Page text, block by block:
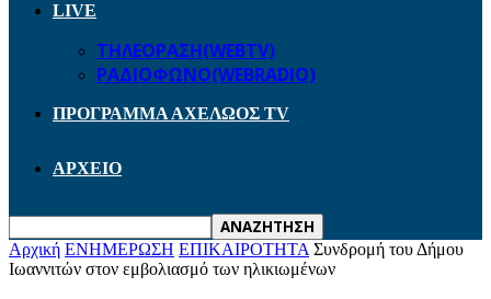
LIVE
ΤΗΛΕΟΡΑΣΗ(WEBTV)
ΡΑΔΙΟΦΩΝΟ(WEBRADIO)
ΠΡΟΓΡΑΜΜΑ ΑΧΕΛΩΟΣ TV
ΑΡΧΕΙΟ
Αρχική ΕΝΗΜΕΡΩΣΗ ΕΠΙΚΑΙΡΟΤΗΤΑ Συνδρομή του Δήμου
Ιωαννιτών στον εμβολιασμό των ηλικιωμένων